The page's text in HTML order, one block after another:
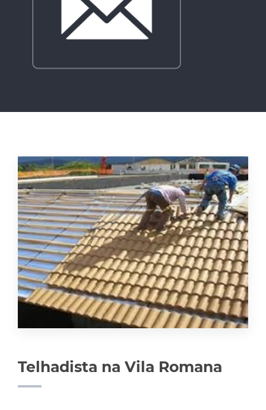
Telhadista na Vila Romana